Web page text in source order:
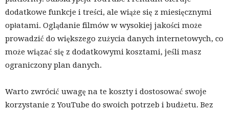
dodatkowe funkcje i treści, ale wiąże się z miesięcznymi
opłatami. Oglądanie filmów w wysokiej jakości może
prowadzić do większego zużycia danych internetowych, co
może wiązać się z dodatkowymi kosztami, jeśli masz
ograniczony plan danych.
Warto zwrócić uwagę na te koszty i dostosować swoje
korzystanie z YouTube do swoich potrzeb i budżetu. Bez